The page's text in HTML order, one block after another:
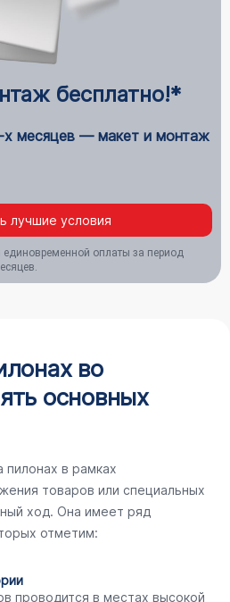
бесплатно!*
месяцев — макет и монтаж
лучшие условия
единовременной оплаты за период
во
основных
в рамках
товаров или специальных
ход. Она имеет ряд
отметим:
проводится в местах высокой